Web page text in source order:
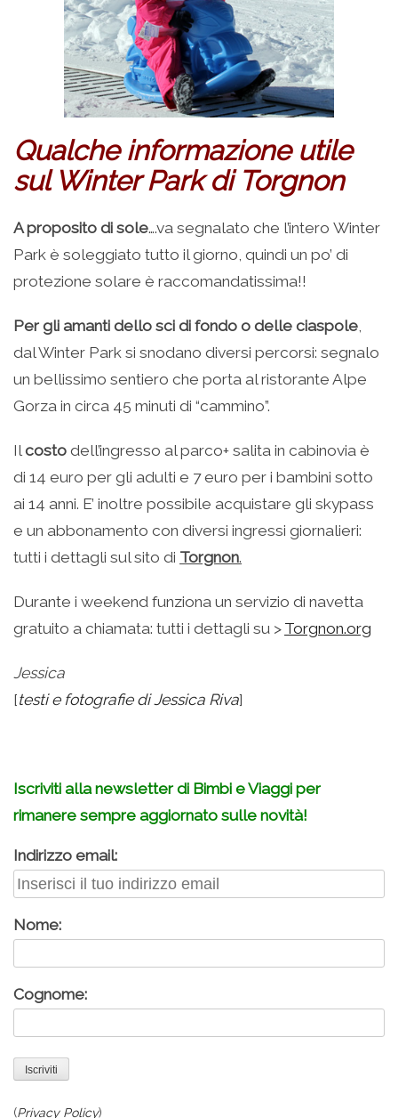
Qualche informazione utile
sul Winter Park di Torgnon
A proposito di sole….va segnalato che l’intero Winter
Park è soleggiato tutto il giorno, quindi un po’ di
protezione solare è raccomandatissima!!
Per gli amanti dello sci di fondo o delle ciaspole,
dal Winter Park si snodano diversi percorsi: segnalo
un bellissimo sentiero che porta al ristorante Alpe
Gorza in circa 45 minuti di “cammino”.
Ilcosto dell’ingresso al parco+ salita in cabinovia è
di 14 euro per gli adulti e 7 euro per i bambini sotto
ai 14 anni. E’ inoltre possibile acquistare gli skypass
e un abbonamento con diversi ingressi giornalieri:
tutti i dettagli sul sito di Torgnon.
Durante i weekend funziona un servizio di navetta
gratuito a chiamata: tutti i dettagli su > Torgnon.org
Jessica
[testi e fotografie di Jessica Riva]
Iscriviti alla newsletter di Bimbi e Viaggi per
rimanere sempre aggiornato sulle novità!
Indirizzo email:
Nome:
Cognome:
(Privacy Policy)